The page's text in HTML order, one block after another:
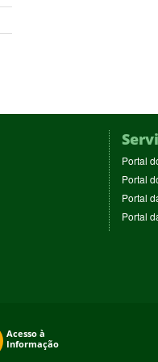
Portal
Portal
Portal
Portal